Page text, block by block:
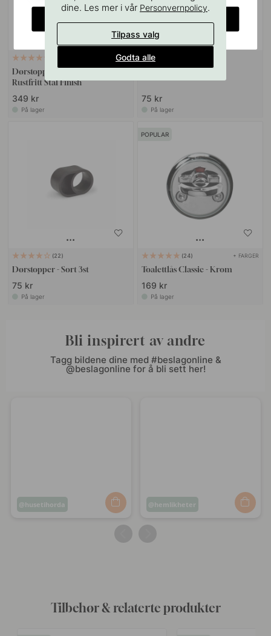
Dørstopp/Vegg 3180 - 80mm -
Rustfritt Stål Finish
349 kr
På lager
75 kr
På lager
22
Dørstopper - Sort 3st
75 kr
På lager
POPULAR
24 + FARGER
Toalettlås Classic - Krom
169 kr
På lager
Bli inspirert av andre
Tagg bildene dine med #beslagonline &
@beslagonline for å bli sett her!
Innlegg
husetihorda
Innlegg
hemlikheter
Tilbehør & relaterte produkter
dine. Les mer i vår Personvernpolicy.
Tilpass valg
Godta alle